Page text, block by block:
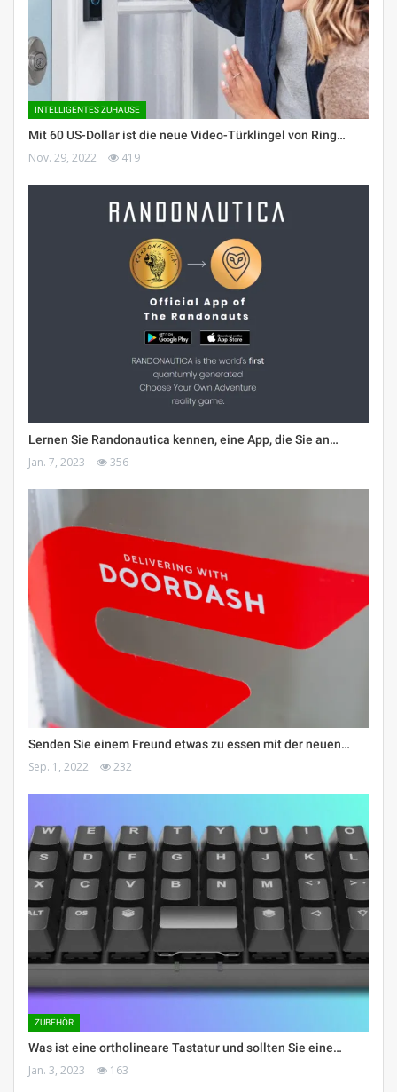
INTELLIGENTES ZUHAUSE
Mit 60 US-Dollar ist die neue Video-Türklingel von Ring…
Nov. 29, 2022 419
Lernen Sie Randonautica kennen, eine App, die Sie an…
Jan. 7, 2023 356
Senden Sie einem Freund etwas zu essen mit der neuen…
Sep. 1, 2022 232
ZUBEHÖR
Was ist eine ortholineare Tastatur und sollten Sie eine…
Jan. 3, 2023 163